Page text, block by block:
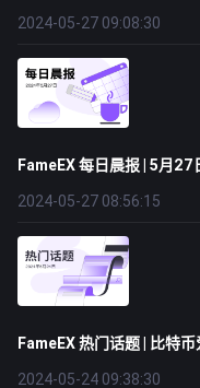
2024-05-27 09:08:30
FameEX 每日晨报 | 5月
2024-05-27 08:56:15
FameEX 热门话题 | 比特
2024-05-24 09:38:30